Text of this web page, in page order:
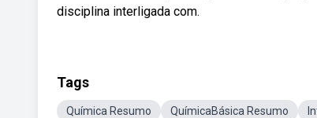
disciplina interligada com.
Tags
Química Resumo QuímicaBásica Resumo